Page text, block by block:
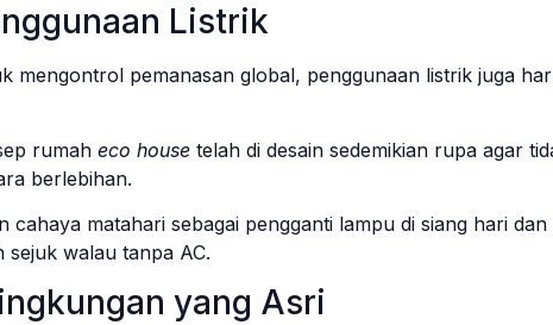
Listrik
mengontrol pemanasan global, penggunaan listrik juga
rumah eco house telah di desain sedemikian rupa agar
berlebihan.
cahaya matahari sebagai pengganti lampu di siang hari dan
walau tanpa AC.
yang Asri